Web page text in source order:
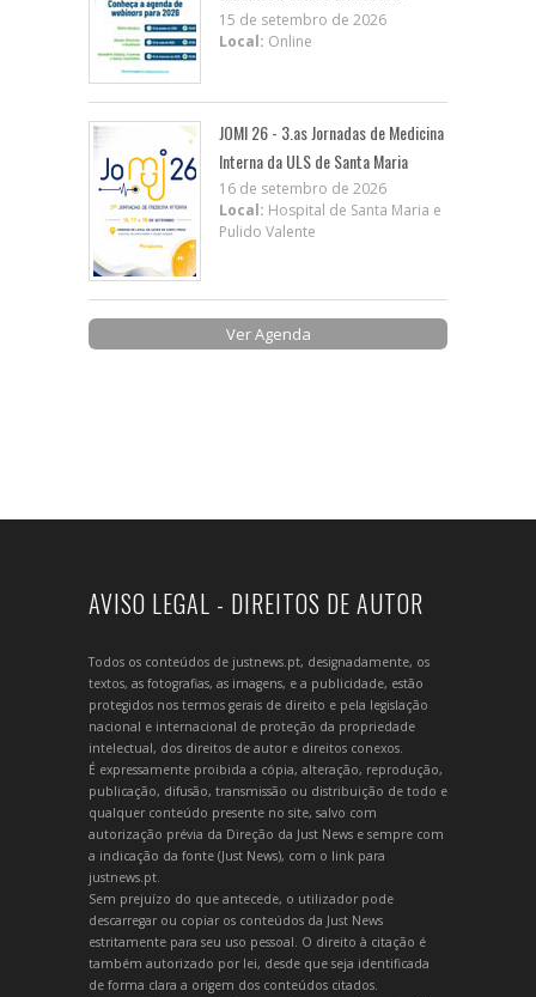
15 de setembro de 2026
Local: Online
JOMI 26 - 3.as Jornadas de Medicina
Interna da ULS de Santa Maria
16 de setembro de 2026
Local: Hospital de Santa Maria e
Pulido Valente
Ver Agenda
AVISO LEGAL - DIREITOS DE AUTOR
Todos os conteúdos de justnews.pt, designadamente, os
textos, as fotografias, as imagens, e a publicidade, estão
protegidos nos termos gerais de direito e pela legislação
nacional e internacional de proteção da propriedade
intelectual, dos direitos de autor e direitos conexos.
É expressamente proibida a cópia, alteração, reprodução,
publicação, difusão, transmissão ou distribuição de todo e
qualquer conteúdo presente no site, salvo com
autorização prévia da Direção da Just News e sempre com
a indicação da fonte (Just News), com o link para
justnews.pt.
Sem prejuízo do que antecede, o utilizador pode
descarregar ou copiar os conteúdos da Just News
estritamente para seu uso pessoal. O direito à citação é
também autorizado por lei, desde que seja identificada
de forma clara a origem dos conteúdos citados.